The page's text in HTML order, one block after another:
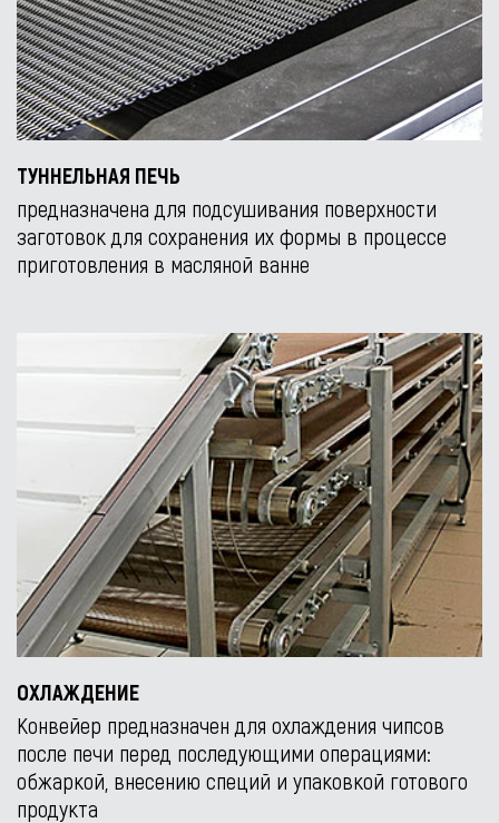
ТУННЕЛЬНАЯ ПЕЧЬ
предназначена для подсушивания поверхности
заготовок для сохранения их формы в процессе
приготовления в масляной ванне
ОХЛАЖДЕНИЕ
Конвейер предназначен для охлаждения чипсов
после печи перед последующими операциями:
обжаркой, внесению специй и упаковкой готового
продукта